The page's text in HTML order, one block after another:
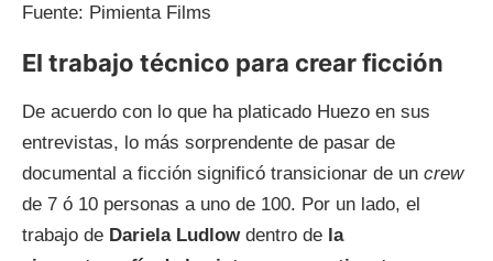
Fuente: Pimienta Films
El trabajo técnico para crear ficción
De acuerdo con lo que ha platicado Huezo en sus
entrevistas, lo más sorprendente de pasar de
documental a ficción significó transicionar de un crew
de 7 ó 10 personas a uno de 100. Por un lado, el
trabajo de Dariela Ludlowdentro de la